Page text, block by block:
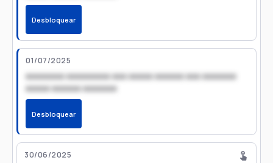
Desbloquear
01/07/2025
xxxxxxxx xxxxxxxxx xxx xxxxx xxxxxx xxx xxxxxxx
xxxxx xxxxxx xxxxxxx
Desbloquear
30/06/2025